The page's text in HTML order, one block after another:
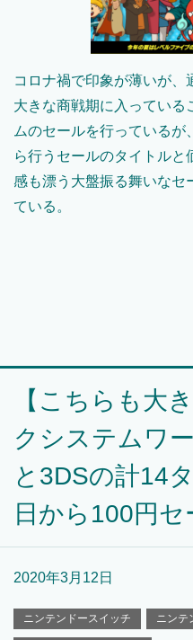
コロナ禍で印象が薄いが、
大きな商戦期に入っている
ムのセールを行っている
ら行うセールのタイトルと
感も漂う大盤振る舞いなセ
ている。
【こちらも大
クシステムワ
と3DSの計14
日から100円セ
2020年3月12日
ニンテンドースイッチ ニンテ